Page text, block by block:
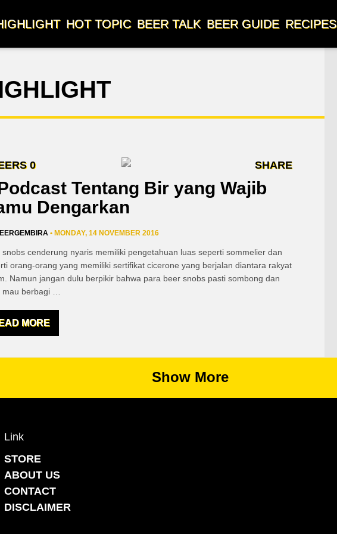
HOT TOPIC BEER TALK BEER GUIDE RECIPES
0 SHARE
Tentang Bir yang Wajib
Dengarkan
• MONDAY, 14 NOVEMBER 2016
snobs cenderung nyaris memiliki pengetahuan luas seperti sommelier dan
orang-orang yang memiliki sertifikat cicerone yang berjalan diantara rakyat
Namun jangan dulu berpikir bahwa para beer snobs pasti sombong dan
mau berbagi
MORE
Show More
Link
STORE
ABOUT US
CONTACT
DISCLAIMER